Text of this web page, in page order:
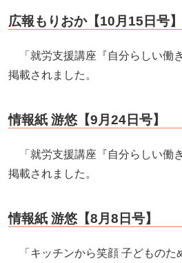
広報もりおか【10月15日号】
「就労支援講座『自分らしい働
掲載されました。
情報紙 游悠【9月24日号】
「就労支援講座『自分らしい働
掲載されました。
情報紙 游悠【8月8日号】
「キッチンから笑顔 子どものた